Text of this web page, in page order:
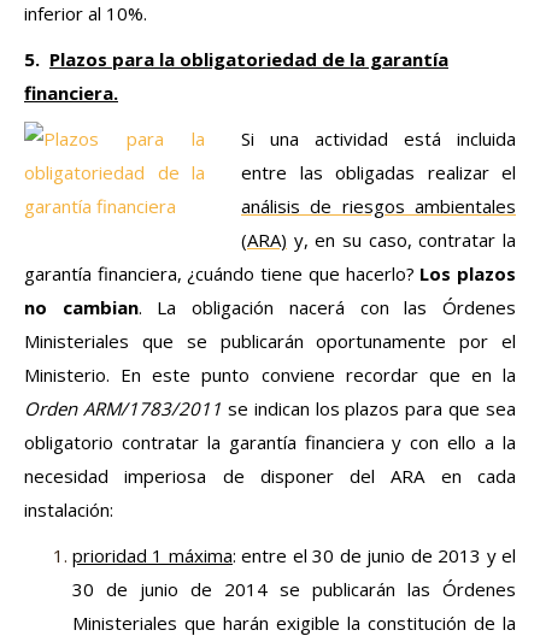
inferior al 10%.
5. Plazos para la obligatoriedad de la garantía
financiera.
Si una actividad está incluida
entre las obligadas realizar el
análisis de riesgos ambientales
(ARA) y, en su caso, contratar la
garantía financiera, ¿cuándo tiene que hacerlo? Los plazos
no cambian. La obligación nacerá con las Órdenes
Ministeriales que se publicarán oportunamente por el
Ministerio. En este punto conviene recordar que en la
Orden ARM/1783/2011 se indican los plazos para que sea
obligatorio contratar la garantía financiera y con ello a la
necesidad imperiosa de disponer del ARA en cada
instalación:
prioridad 1 máxima: entre el 30 de junio de 2013 y el
30 de junio de 2014 se publicarán las Órdenes
Ministeriales que harán exigible la constitución de la